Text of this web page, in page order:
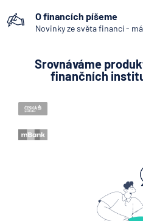
Zpoždění splátky
Internetové
Pobočka zahraniční banky
KYC (Know Your
O financích píšeme
Novinky ze světa financí -
Srovnáváme
finančních